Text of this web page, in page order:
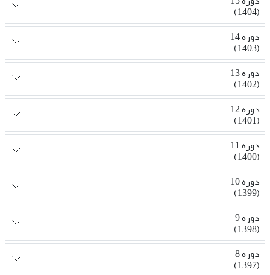
(1404)
دوره 14
(1403)
دوره 13
(1402)
دوره 12
(1401)
دوره 11
(1400)
دوره 10
(1399)
دوره 9
(1398)
دوره 8
(1397)